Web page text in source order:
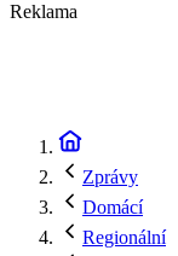
Reklama
Zprávy
Domácí
Regionální